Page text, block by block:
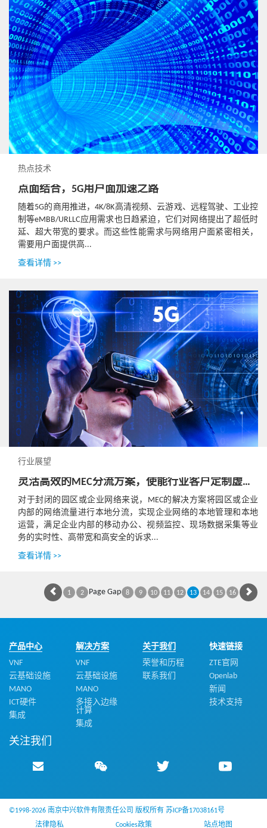
热点技术
点面结合，5G用户面加速之路
随着5G的商用推进，4K/8K高清视频、云游戏、远程驾驶、工业控
制等eMBB/URLLC应用需求也日趋紧迫，它们对网络提出了超低时
延、超大带宽的要求。而这些性能需求与网络用户面紧密相关，
需要用户面提供高...
查看详情 >>
行业展望
灵活高效的MEC分流方案，使能行业客户定制虚拟移动专网
对于封闭的园区或企业网络来说，MEC的解决方案将园区或企业
内部的网络流量进行本地分流，实现企业网络的本地管理和本地
运营，满足企业内部的移动办公、视频监控、现场数据采集等业
务的实时性、高带宽和高安全的诉求...
查看详情 >>
1 2 Page Gap 8 9 10 11 12 13 14 15 16
产品中心
VNF
云基础设施
MANO
ICT硬件
集成
解决方案
VNF
云基础设施
MANO
多接入边缘
计算
集成
关于我们
荣誉和历程
联系我们
快速链接
ZTE官网
Openlab
新闻
技术支持
关注我们
©1998-2026 南京中兴软件有限责任公司 版权所有 苏ICP备17038161号
法律隐私
Cookies政策 站点地图